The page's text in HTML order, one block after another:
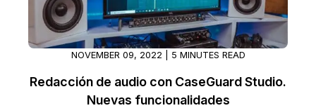
NOVEMBER 09, 2022 | 5 MINUTES READ
Redacción de audio con CaseGuard Studio.
Nuevas funcionalidades